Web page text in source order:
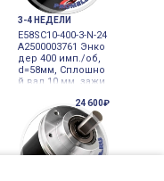
3-4 НЕДЕЛИ
E58SC10-400-3-N-24
A2500003761 Энко
дер 400 имп./об,
d=58мм, Сплошно
й вал 10 мм, зажи
м 12-24VDC инкре
ментальный
24 600₽